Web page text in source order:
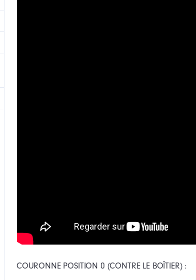
COURONNE POSITION 0 (CONTRE LE BOÎTIER) :